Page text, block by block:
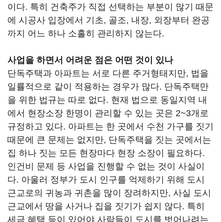
이다. 특히 건축주가 직접 선택하는 부분이 많기 때문
에 시공사 입장에서 기초, 골조, 내장, 외장부터 완공
까지 어느 하나 소홀히 관리하지 않는다.
사업을 하면서 어려운 점은 어떤 것이 있나
단독주택과 아파트는 서로 다른 주거형태지만, 법을
일률적으로 같이 적용하는 경우가 많다. 단독주택만
을 위한 법규는 따로 없다. 현재 법으로 동일지역 내
에서 현장소장 한명이 관리할 수 있는 곳은 2~3개로
규정하고 있다. 아파트는 한 곳에서 수천 가구를 짓기
때문에 큰 문제는 없지만, 단독주택을 짓는 곳에서는
집 하나 짓는 모든 현장마다 현장 소장이 필요하다.
인건비 문제 등 사업을 진행할 수 없는 것이 사실이
다. 아울러 정부가 도시 인구를 억제하기 위해 도시
근교로의 귀농과 귀촌을 많이 장려하지만, 사실 도시
근교에서 땅을 사거나 집을 짓기가 쉽지 않다. 특히
세금 혜택 등이 있어야 사람들이 도시를 벗어나려는